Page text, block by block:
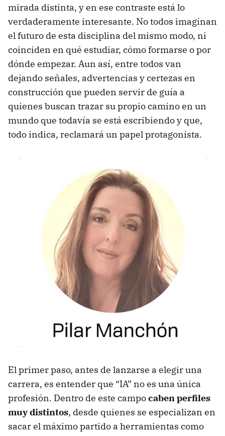
mirada distinta, y en ese contraste está lo
verdaderamente interesante. No todos imaginan
el futuro de esta disciplina del mismo modo, ni
coinciden en qué estudiar, cómo formarse o por
dónde empezar. Aun así, entre todos van
dejando señales, advertencias y certezas en
construcción que pueden servir de guía a
quienes buscan trazar su propio camino en un
mundo que todavía se está escribiendo y que,
todo indica, reclamará un papel protagonista.
El primer paso, antes de lanzarse a elegir una
carrera, es entender que “IA” no es una única
profesión. Dentro de este campocaben perfiles
muy distintos, desde quienes se especializan en
sacar el máximo partido a herramientas como